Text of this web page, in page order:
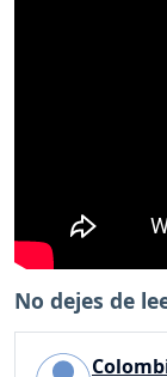
No dejes de